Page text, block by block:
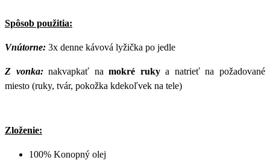
Spôsob použitia:
Vnútorne: 3x denne kávová lyžička po jedle
Z vonka:nakvapkať namokré rukya natrieť na požadované
miesto (ruky, tvár, pokožka kdekoľvek na tele)
Zloženie:
100% Konopný olej